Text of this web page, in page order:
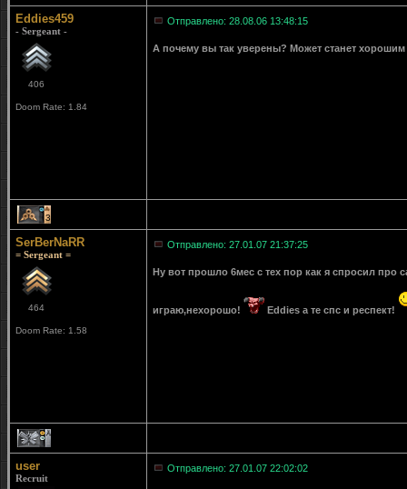
Eddies459
- Sergeant -
406
Doom Rate: 1.84
Отправлено: 28.08.06 13:48:15
А почему вы так уверены? Может станет хорошим
3
SerBerNaRR
= Sergeant =
464
Doom Rate: 1.58
Отправлено: 27.01.07 21:37:25
Ну вот прошло 6мес с тех пор как я спросил про
играю,нехорошо! Eddies a те спс и респект!
1
user
Recruit
Отправлено: 27.01.07 22:02:02